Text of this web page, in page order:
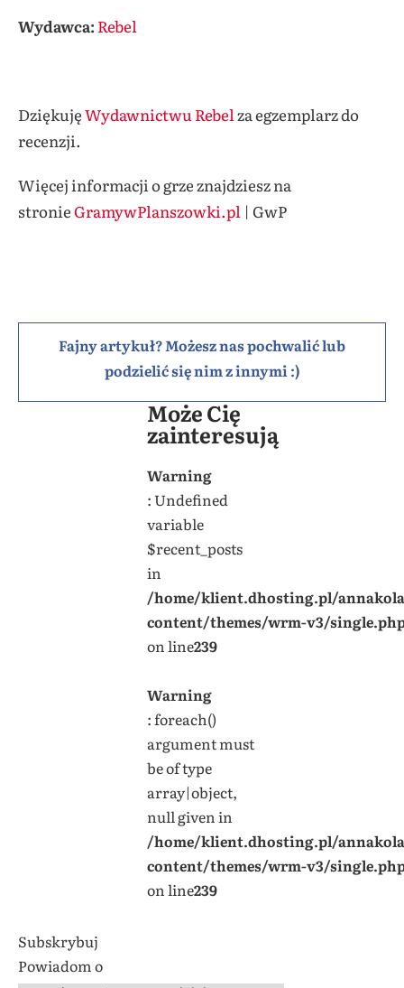
Wydawca: Rebel
DziękujęWydawnictwu Rebelza egzemplarz do
recenzji.
Więcej informacji o grze znajdziesz na
stronieGramywPlanszowki.pl | GwP
Fajny artykuł? Możesz nas pochwalić lub
podzielić się nim z innymi :)
Może Cię
zainteresują
Warning
: Undefined
variable
$recent_posts
in
/home/klient.dhosting.pl/
content/themes/wrm-v3/
on line239
Warning
: foreach()
argument must
be of type
array|object,
null given in
/home/klient.dhosting.pl/
content/themes/wrm-v3/
on line239
Subskrybuj
Powiadom o